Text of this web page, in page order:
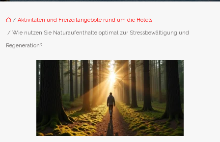
/ Aktivitäten und Freizeitangebote rund um die Hotels
/ Wie nutzen Sie Naturaufenthalte optimal zur Stressbewältigung und
Regeneration?